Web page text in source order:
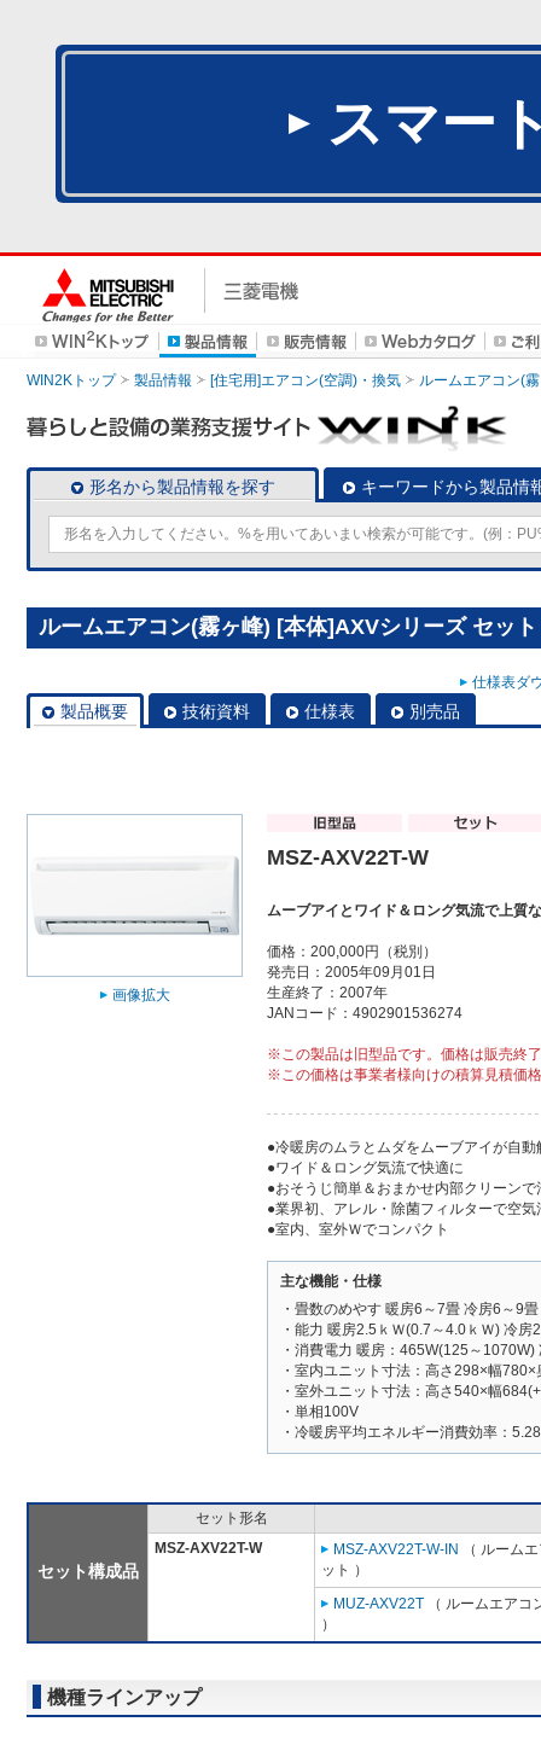
スマー
WIN2Kトップ 製品情報 [住宅用]エアコン(空調)・換気 ルームエアコン(
形名から製品情報を探す キーワードから製品情
ルームエアコン(霧ヶ峰) [本体]AXVシリーズ セッ
仕様表ダ
製品概要 技術資料 仕様表 別売品
画像拡大
MSZ-AXV22T-W
ムーブアイとワイド＆ロング気流で上質
価格：200,000円（税別）
発売日：2005年09月01日
生産終了：2007年
JANコード：4902901536274
※この製品は旧型品です。価格は販売終
※この価格は事業者様向けの積算見積価
●冷暖房のムラとムダをムーブアイが自
●ワイド＆ロング気流で快適に
●おそうじ簡単＆おまかせ内部クリーンで
●業界初、アレル・除菌フィルターで空気
●室内、室外Ｗでコンパクト
主な機能・仕様
・畳数のめやす 暖房6～7畳 冷房6～9畳
・能力 暖房2.5ｋＷ(0.7～4.0ｋＷ) 冷
・消費電力 暖房：465W(125～
・室内ユニット寸法：高さ298×幅
・室外ユニット寸法：高さ540×幅
・単相100V
・冷暖房平均エネルギー消費効率：5.28
セット構成品
セット形名
MSZ-AXV22T-W
MSZ-AXV22T-W-IN
（ ルーム
ット ）
MUZ-AXV22T （ ルームエアコ
）
機種ラインアップ